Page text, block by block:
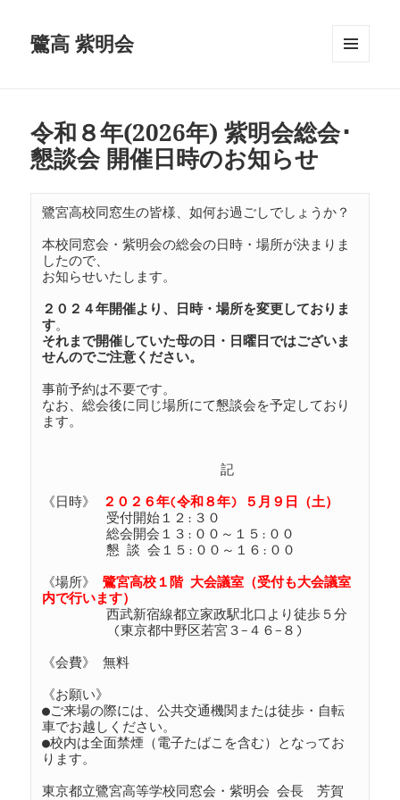
鷺高 紫明会
令和８年(2026年) 紫明会総会･
懇談会 開催日時のお知らせ
鷺宮高校同窓生の皆様、如何お過ごしでしょうか？
本校同窓会・紫明会の総会の日時・場所が決まりま
したので、
お知らせいたします。
２０２４年開催より、日時・場所を変更しておりま
す
それまで開催していた母の日・日曜日ではございま
事前予約は不要です。
なお、総会後に同じ場所にて懇談会を予定しており
ます。
                         記
《日時》
受付開始１２:３０
         総会開会１３:００～１５:００
         懇 談 会１５:００～１６:００
《場所》 鷺宮高校１階 大会議室（受付も大会議室
         西武新宿線都立家政駅北口より徒歩５分
《会費》 無料
《お願い》
●ご来場の際には、公共交通機関または徒歩・自転
車でお越しください。
●校内は全面禁煙（電子たばこを含む）となってお
ります。
東京都立鷺宮高等学校同窓会・紫明会 会長　芳賀